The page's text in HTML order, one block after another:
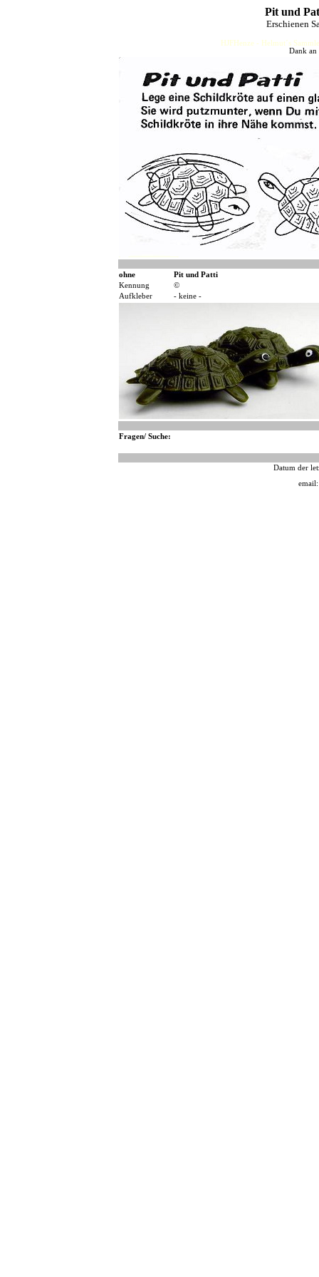
Pit und
Erschienen
HJFHenze - Helmut´s
Dank
ohne
Pit und Patti
Kennung
©
Aufkleber
- keine -
Fragen/ Suche:
Datum der